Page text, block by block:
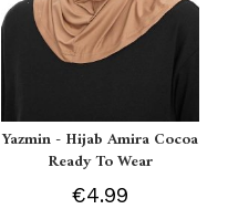
Yazmin - Hijab Amira Cocoa
Ready To Wear
€4.99